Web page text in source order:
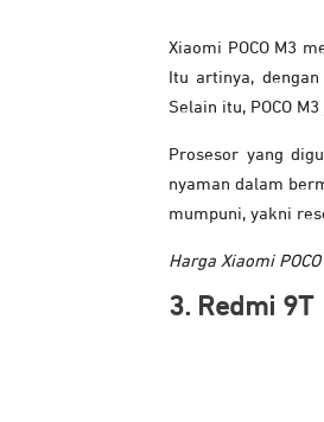
Xiaomi POCO M3
Itu artinya,
Selain itu, POCO
Prosesor yang
nyaman dalam
mumpuni, yakni
Harga Xiaomi
3. Redmi 9T